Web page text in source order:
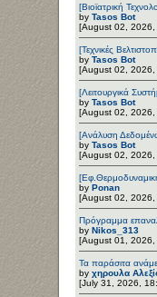
[Βιοϊατρική
by Tasos Bot
[August 02, 2026,
[Τεχνικές
by Tasos Bot
[August 02, 2026,
[Λειτουργικά
by Tasos Bot
[August 02, 2026,
[Ανάλυση
by Tasos Bot
[August 02, 2026,
by Ponan
[August 02, 2026,
Πρόγραμμα
by Nikos_313
[August 01, 2026,
Τα παράσιτα
by χηρουλα
[July 31, 2026,